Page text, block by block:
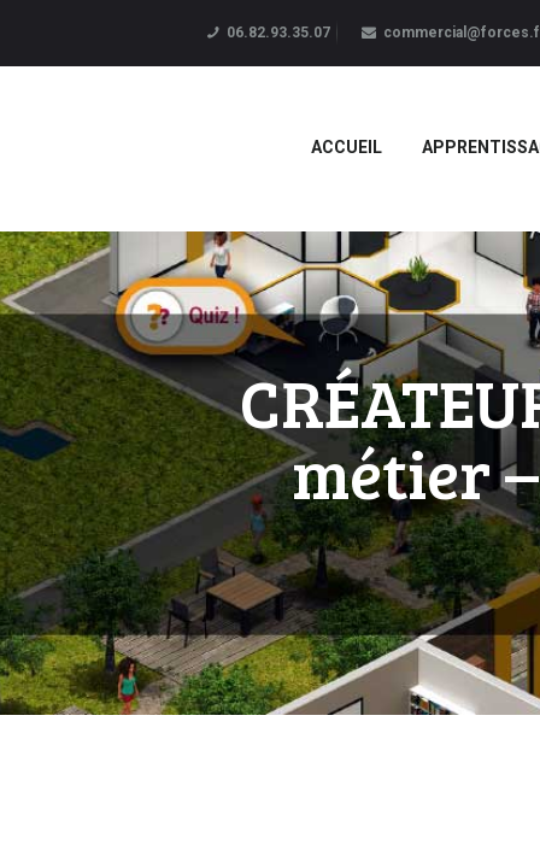
06.82.93.35.07
ACCUEIL
métier